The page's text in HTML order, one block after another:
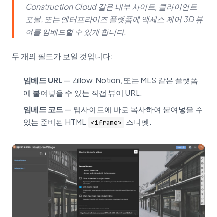
Construction Cloud 같은 내부 사이트, 클라이언트
포털, 또는 엔터프라이즈 플랫폼에 액세스 제어 3D 뷰
어를 임베드할 수 있게 합니다.
두 개의 필드가 보일 것입니다:
임베드 URL— Zillow, Notion, 또는 MLS 같은 플랫폼
에 붙여넣을 수 있는 직접 뷰어 URL.
임베드 코드— 웹사이트에 바로 복사하여 붙여넣을 수
있는 준비된 HTML <iframe> 스니펫.